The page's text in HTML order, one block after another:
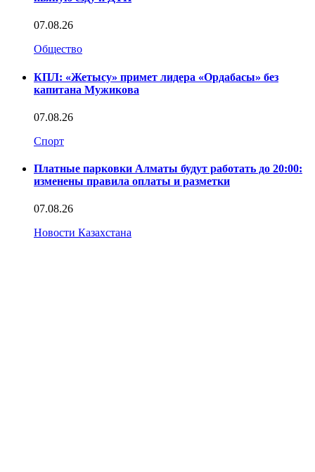
07.08.26
Общество
КПЛ: «Жетысу» примет лидера «Ордабасы» без
капитана Мужикова
07.08.26
Спорт
Платные парковки Алматы будут работать до 20:00:
изменены правила оплаты и разметки
07.08.26
Новости Казахстана